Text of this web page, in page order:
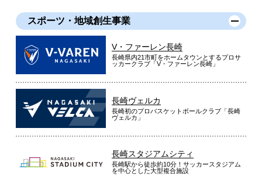
りました。
（熊本県60代K.A様
「お客様の声」は実際にご購入されたお客様からのご意見を掲載しておりま
す。
商品により、同一シリーズをご購入された方の声を含みます。
スポーツ・地域創生事業
V・ファーレン長崎
長崎県内21市町をホームタウンとするプロサ
ッカークラブ「V・ファーレン長崎」
長崎ヴェルカ
長崎初のプロバスケットボールクラブ「長崎
ヴェルカ」
長崎スタジアムシティ
長崎駅から徒歩約10分！サッカースタジアム
を中心とした大型複合施設